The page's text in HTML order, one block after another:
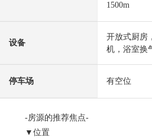
1500m
设备
开放式厨房
机，浴室换
停车场 有空位
-房源的推荐焦点-
▼位置